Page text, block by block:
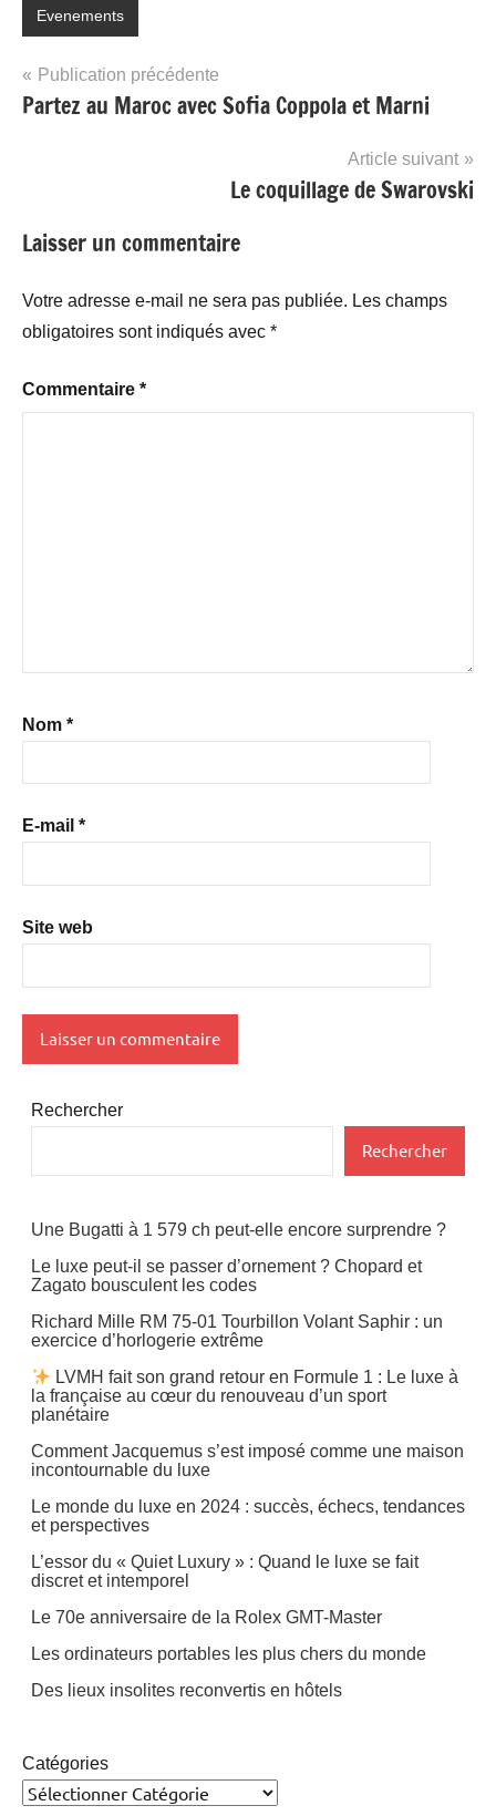
Evenements
Navigation
de
Publication précédente
Partez au Maroc avec Sofia Coppola et Marni
Article suivant
Le coquillage de Swarovski
Laisser un commentaire
Votre adresse e-mail ne sera pas publiée. Les champs
obligatoires sont indiqués avec *
Commentaire *
Nom *
E-mail *
Site web
Rechercher
Rechercher
Une Bugatti à 1 579 ch peut-elle encore surprendre ?
Le luxe peut-il se passer d’ornement ? Chopard et
Zagato bousculent les codes
Richard Mille RM 75-01 Tourbillon Volant Saphir : un
exercice d’horlogerie extrême
LVMH fait son grand retour en Formule 1 : Le luxe à
la française au cœur du renouveau d’un sport
planétaire
Comment Jacquemus s’est imposé comme une maison
incontournable du luxe
Le monde du luxe en 2024 : succès, échecs, tendances
et perspectives
L’essor du « Quiet Luxury » : Quand le luxe se fait
discret et intemporel
Le 70e anniversaire de la Rolex GMT-Master
Les ordinateurs portables les plus chers du monde
Des lieux insolites reconvertis en hôtels
Catégories